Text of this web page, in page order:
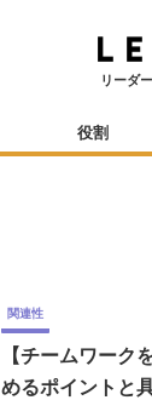
リーダ
役割
関連性
【チームワーク
めるポイントと